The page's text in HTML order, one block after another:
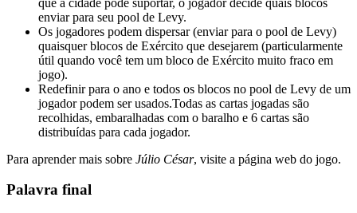
enviar para seu pool de Levy.
Os jogadores podem dispersar (enviar para o pool de Levy)
quaisquer blocos de Exército que desejarem (particularmente
útil quando você tem um bloco de Exército muito fraco em
jogo).
Redefinir para o ano e todos os blocos no pool de Levy de um
jogador podem ser usados.Todas as cartas jogadas são
recolhidas, embaralhadas com o baralho e 6 cartas são
distribuídas para cada jogador.
Para aprender mais sobre Júlio César, visite a página web do jogo.
Palavra final